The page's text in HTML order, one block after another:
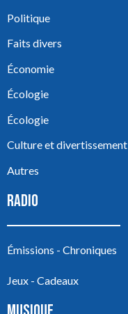
Politique
Faits divers
Économie
Écologie
Écologie
Culture et divertissement
Autres
RADIO
Émissions - Chroniques
Jeux - Cadeaux